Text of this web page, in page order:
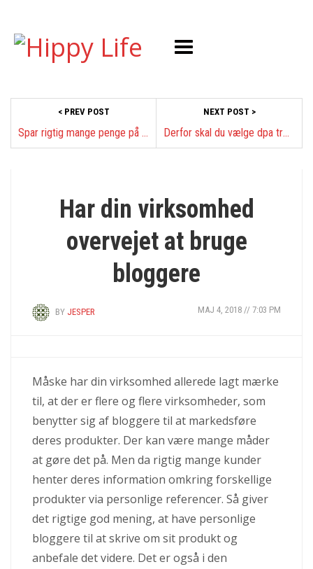
< PREV POST
Spar rigtig mange penge på tøj
NEXT POST >
Derfor skal du vælge dpa træemballage
Har din virksomhed
overvejet at bruge
bloggere
BY JESPER MAJ 4, 2018 // 7:03 PM
Måske har din virksomhed allerede lagt mærke
til, at der er flere og flere virksomheder, som
benytter sig af bloggere til at markedsføre
deres produkter. Der kan være mange måder
at gøre det på. Men da rigtig mange kunder
henter deres information omkring forskellige
produkter via personlige referencer. Så giver
det rigtige god mening, at have personlige
bloggere til at skrive om sit produkt og
anbefale det videre. Det er også i den